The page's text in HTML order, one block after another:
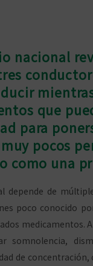
nacional
que
para
pocos
como una
depende de
poco conocido
medicamentos.
somnolencia,
de